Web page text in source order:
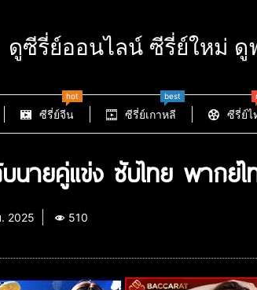
ดูซีรี่ย์ออนไลน์ ซีรี่ย์ใหม่ ดู
ซีรี่ย์จีน
hot
ซีรี่ย์เกาหลี
best
ซีรี่ย์ไ
ายคู่แข่ง ซับไทย พากย์ไ
2025 510